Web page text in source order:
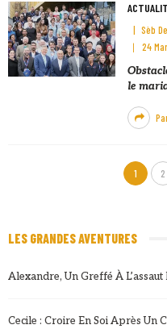
Sèb
24
le
1 2
LES GRANDES AVENTURES
Alexandre, Un Greffé À L’assaut
Cecile : Croire En Soi Après Un